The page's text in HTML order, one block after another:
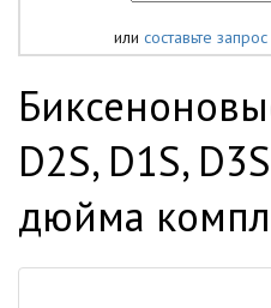
или составьте
D2S, D1S,
дюйма